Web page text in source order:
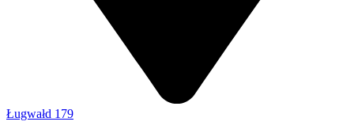
Ługwałd 179